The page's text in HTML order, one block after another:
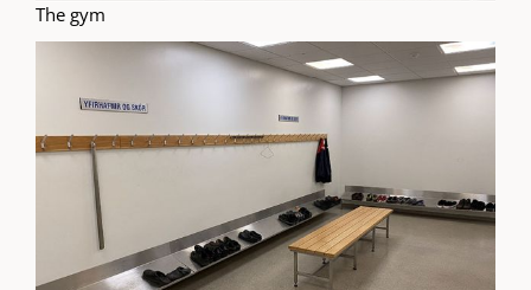
The gym